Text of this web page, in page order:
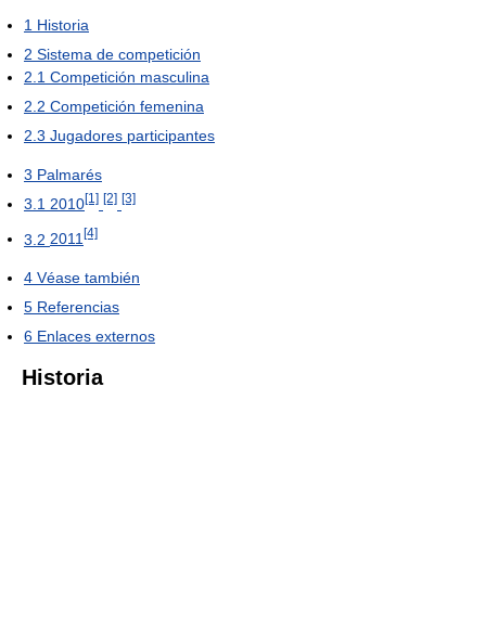
1 Historia
2 Sistema de competición
2.1 Competición masculina
2.2 Competición femenina
2.3 Jugadores participantes
3 Palmarés
3.1 2010[1] [2] [3]
3.2 2011[4]
4 Véase también
5 Referencias
6 Enlaces externos
Historia